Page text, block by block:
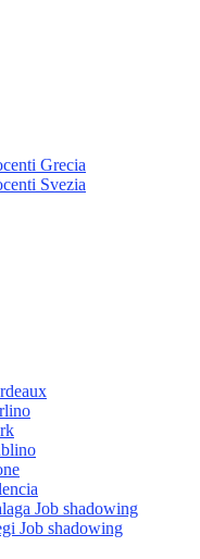
Grecia
Svezia
Job shadowing
Job shadowing